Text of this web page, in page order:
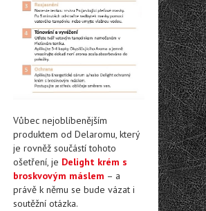
Vůbec nejoblíbenějším
produktem od Delaromu, který
je rovněž součástí tohoto
ošetření, je Delight krém s
broskvovým máslem – a
právě k němu se bude vázat i
soutěžní otázka.